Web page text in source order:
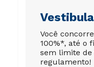
Você
100%*, até o
sem limite de
regulamento!